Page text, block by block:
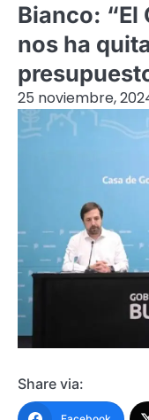
Bianco: “El
nos ha
25 noviembre,
Share via: